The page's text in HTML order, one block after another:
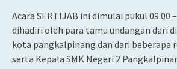
Acara SERTIJAB ini dimulai pukul 09.00
dihadiri oleh para tamu undangan dari
kota pangkalpinang dan dari beberapa
serta Kepala SMK Negeri 2